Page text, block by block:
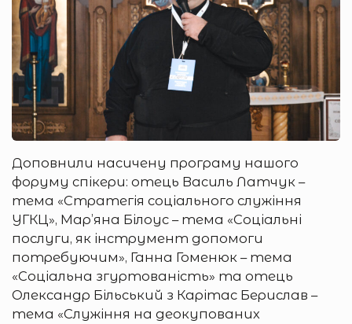
Доповнили насичену програму нашого
форуму спікери: отець Василь Латчук –
тема «Стратегія соціального служіння
УГКЦ», Мар’яна Білоус – тема «Соціальні
послуги, як інструмент допомоги
потребуючим», Ганна Гоменюк – тема
«Соціальна згуртованість» та отець
Олександр Більський з Карітас Берислав –
тема «Служіння на деокупованих